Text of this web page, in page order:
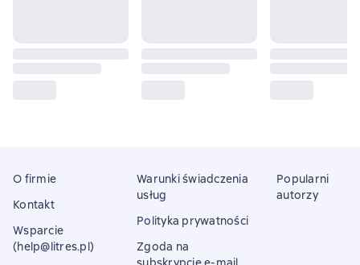
O firmie
Kontakt
Wsparcie
(help@litres.pl)
Warunki świadczenia
usług
Polityka prywatności
Zgoda na
Popularni
autorzy